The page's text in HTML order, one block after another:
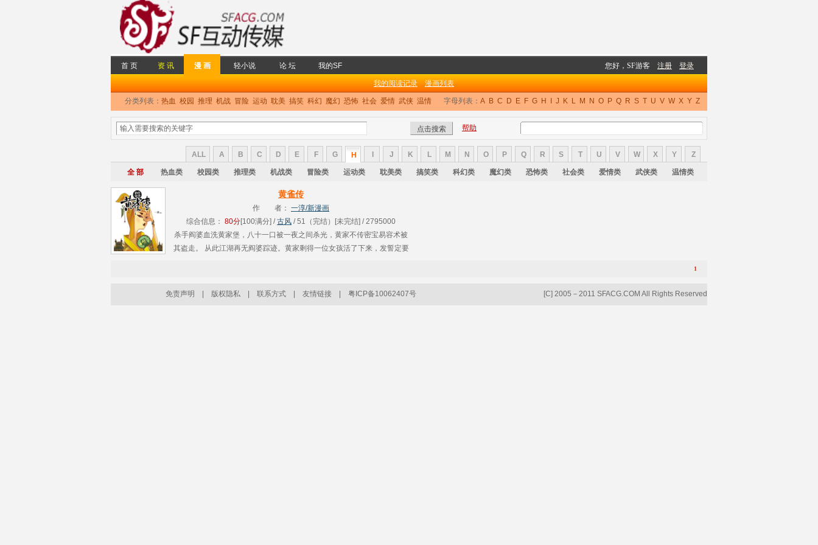
首 页 资 讯 漫 画 轻小说 论 坛 我的SF
我的阅读记录 漫画列表
分类列表： 热血 校园 推理 机战 冒险 运动 耽美 搞笑 科幻 魔幻 恐怖 社会 爱情 武侠 温情 字母列表： A B C D E F G H J K L M N O P Q R S T U V W X Y Z
帮助
ALL A B C D E F G H J K L M N O P Q R S T U V W X Y Z
全 部 热血类 校园类 推理类 机战类 冒险类 运动类 耽美类 搞笑类 科幻类 魔幻类 恐怖类 社会类 爱情类 武侠类 温情类
黄雀传
作 者： 一淳/新漫画
综合信息： 80分[100满分] /古风 / 51（完结）[未完结] / 2795000
杀手阎婆血洗黄家堡，八十一口被一夜之间杀光，黄家不传密宝易容术被
其盗走。 从此江湖再无阎婆踪迹。黄家剩得一位女孩活了下来，发誓定要
1
免责声明 版权隐私 联系方式 友情链接 粤ICP备10062407号 [C] 2005－2011 SFACG.COM All Rights Reserved